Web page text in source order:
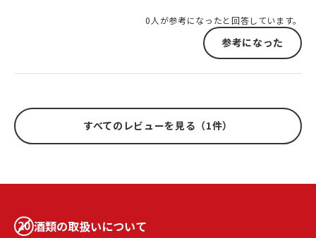
0人が参考になったと回答しています。
参考になった
すべてのレビューを見る（1件）
酒類の取扱いについて